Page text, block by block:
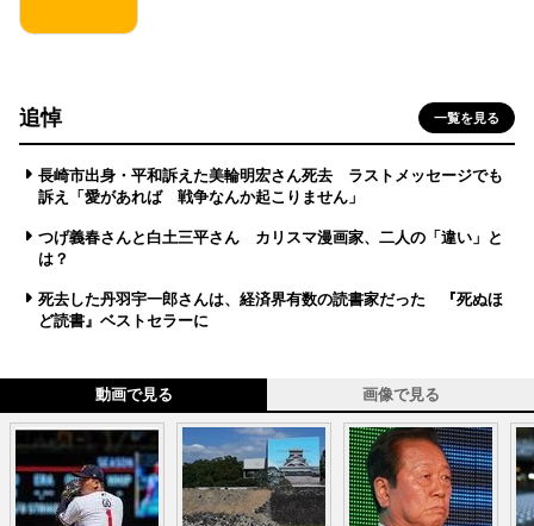
追悼 一覧を見る
長崎市出身・平和訴えた美輪明宏さん死去 ラストメッセージでも
訴え「愛があれば 戦争なんか起こりません」
つげ義春さんと白土三平さん カリスマ漫画家、二人の「違い」と
は？
死去した丹羽宇一郎さんは、経済界有数の読書家だった 『死ぬほ
ど読書』ベストセラーに
動画で見る 画像で見る